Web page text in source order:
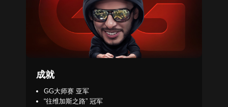
成就
GG大师赛 亚军
“往维加斯之路” 冠军